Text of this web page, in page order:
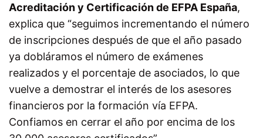
Acreditación y Certificación de EFPA España,
explica que “seguimos incrementando el número
de inscripciones después de que el año pasado
ya dobláramos el número de exámenes
realizados y el porcentaje de asociados, lo que
vuelve a demostrar el interés de los asesores
financieros por la formación vía EFPA.
Confiamos en cerrar el año por encima de los